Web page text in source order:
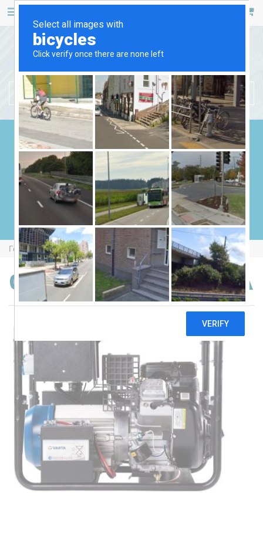
БЕНЗИНОВІ ГЕНЕРАТОРИ
ДИЗЕЛЬНІ ГЕНЕРАТОРИ
ГАЗОВІ ГЕНЕРАТОРИ
ЗВАРЮВАЛЬНІ ГЕНЕРАТОРИ
ГЕНЕРАТОРИ ВІД ВВП
Головна Бензинові Генератори Geko 13001 ED-S/SEBA
Geko 13001 ED-S/SEBA